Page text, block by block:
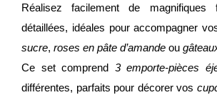
Réalisez facilement de
détaillées, idéales pour accompagner
sucre, roses en pâte d’amande ou
Ce set comprend 3 emporte-pièces
différentes, parfaits pour décorer vos